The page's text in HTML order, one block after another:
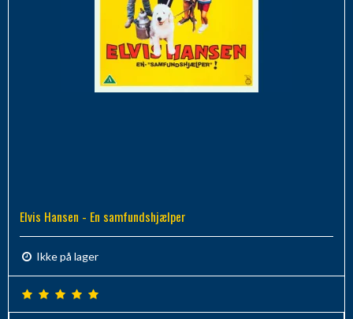
Elvis Hansen - En samfundshjælper
Ikke på lager